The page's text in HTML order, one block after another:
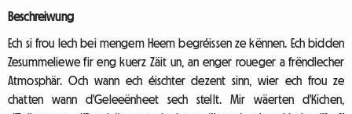
Beschreiwung
Ech si frou Iech bei mengem Heem begréissen ze kënnen. Ech bidden
Zesummeliewe fir eng kuerz Zäit un, an enger roueger a frëndlecher
Atmosphär. Och wann ech éischter dezent sinn, wier ech frou ze
chatten wann d'Geleeënheet sech stellt. Mir wäerten d'Kichen,